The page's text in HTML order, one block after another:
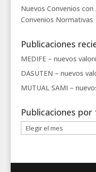
Nuevos Convenios
Convenios Normativas
Publicaciones
MEDIFE – nuevos
DASUTEN – nuevos
MUTUAL SAMI –
Publicaciones por
Publicaciones
por